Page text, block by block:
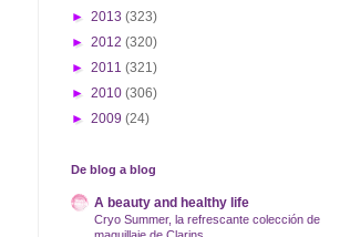
► 2013 (323)
► 2012 (320)
► 2011 (321)
► 2010 (306)
► 2009 (24)
De blog a blog
A beauty and healthy life
Cryo Summer, la refrescante colección de